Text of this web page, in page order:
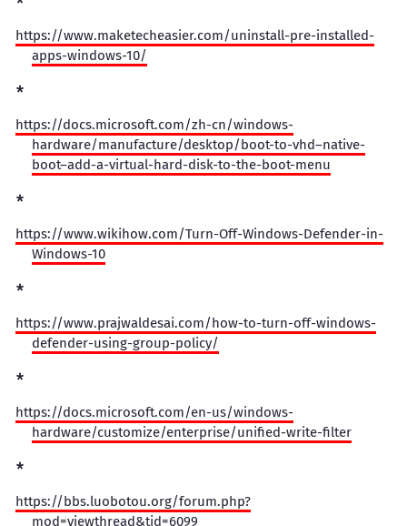
https://www.maketecheasier.com/uninstall-pre-installed-
apps-windows-10/
https://docs.microsoft.com/zh-cn/windows-
hardware/manufacture/desktop/boot-to-vhd–native-
boot–add-a-virtual-hard-disk-to-the-boot-menu
https://www.wikihow.com/Turn-Off-Windows-Defender-in-
Windows-10
https://www.prajwaldesai.com/how-to-turn-off-windows-
defender-using-group-policy/
https://docs.microsoft.com/en-us/windows-
hardware/customize/enterprise/unified-write-filter
https://bbs.luobotou.org/forum.php?
mod=viewthread&tid=6099